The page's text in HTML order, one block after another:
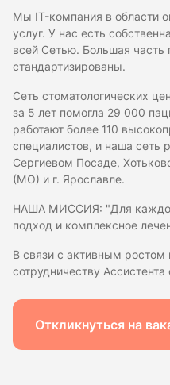
Мы IT-компания в области
услуг. У нас есть
всей Сетью. Большая
стандартизированы.
Сеть стоматологических
за 5 лет помогла 29 000
работают более 110
специалистов, и наша сеть
Сергиевом Посаде,
(МО) и г. Ярославле.
НАША МИССИЯ: "Для
подход и комплексное
В связи с активным
сотрудничеству Ассистента
Откликнуться на